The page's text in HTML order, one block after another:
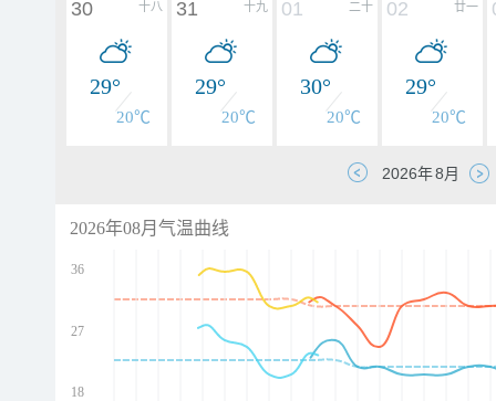
十八
30
29°
20℃
十九
31
29°
20℃
二十
01
30°
20℃
廿一
02
29°
20℃
2026年08月气温曲线
36
27
18